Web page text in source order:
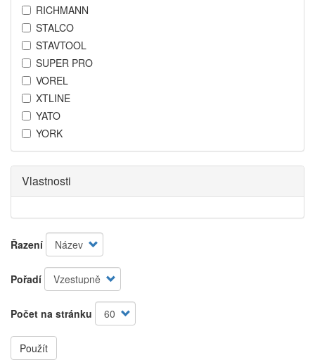
RICHMANN
STALCO
STAVTOOL
SUPER PRO
VOREL
XTLINE
YATO
YORK
Vlastnosti
Řazení
Pořadí
Počet na stránku
Použít